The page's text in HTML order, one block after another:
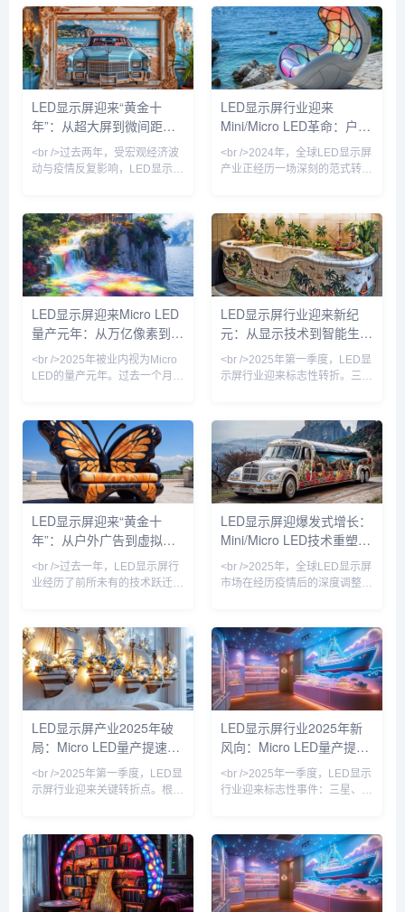
新数据显示，国内超高清LED显
示屏市场规模已突破800亿元，
同比增长23%。从北京冬奥会到
杭州亚运会，从城市地标裸眼
3D大屏到虚拟制片影棚，LED
显示屏正从传统的“显示工具”升
级为“沉浸式体验载体”。值得注
意的是，今年发布的《LED显示
标正式实施，
弹，而是技术代际切换带来的价
值重估。过去三年，Mini LED
背光在电视和笔记本上的渗透率
从5%飙升至38%，而Micro
LED芯片成本以每年35%的速度
下探——三星、京东方、利亚德
与友达的产线良率在近两个季度
相继突破99.9%的生死线。这意
牌
LED显示屏迎来“黄金十
年”：从超大屏到微间距，
技术革命重塑视觉生态
<br />过去两年，受宏观经济波
动与疫情反复影响，LED显示屏
来，随着文旅夜游、裸眼3D、
虚拟拍摄、会议一体机等新兴场
景加速放量，LED显示屏产业明
显回暖。据行业机构预计，
2025年全球LED显示屏市场规
模将突破120亿美元，同比增长
超15%。这背后，既有传统户外
广告屏的存量升级，更有Micro
等新技术的规
LED显示屏行业迎来
Mini/Micro LED革命：户外
广告与虚拟拍摄双轮驱动
<br />2024年，全球LED显示屏
产业正经历一场深刻的范式转
面贴装）与COB（板上芯片）
技术格局已被彻底打破，
Mini/Micro LED技术从实验室加
速走向量产线，成为驱动市场增
长的核心引擎。多家头部厂商如
利亚德、洲明科技、艾比森在
2024年半年报中披露，Mini
LED订单同比增长超过300%，
P
LED显示屏迎来Micro LED
量产元年：从万亿像素到虚
拟影棚的产业跃迁
<br />2025年被业内视为Micro
LED的量产元年。过去一个月
99.99%，而利亚德在其北京工
厂正式启用了全球首条全自动巨
量转移产线，单班产能达到
3000片晶圆。这标志着困扰行
业十余年的“巨量转移”与“缺陷修
复”两大痛点首次在量产层面得
到解决。与此同时，京东方在成
都的Micro LED试验线成功点亮
LED显示屏行业迎来新纪
元：从显示技术到智能生态
的全面跃迁
<br />2025年第一季度，LED显
示屏行业迎来标志性转折。三
尺寸商用显示器的成本拉低至传
统方案的60%。与此同时，Mini
LED背光技术加速向中端市场渗
透，75英寸电视价格首次跌破
万元大关。行业分析师指出，这
不仅是像素间距的缩小，更意味
着LED显示从“户外广告牌”向“超
高清家庭影院”的边界消融。<br
LED显示屏迎来“黄金十
年”：从户外广告到虚拟现
实，万亿赛道重构视觉产业
<br />过去一年，LED显示屏行
业经历了前所未有的技术跃迁。
元，年复合增长率保持在12%以
上。其中，Mini LED背光技术
加速渗透至高端电视、笔记本电
脑和车载显示领域，而Micro
LED则凭借其高亮度、低功耗和
超长寿命的优势，成为苹果、三
星、索尼等巨头竞相布局的下一
代显示技术。业内专家指出，随
Micr
LED显示屏迎爆发式增长：
Mini/Micro LED技术重塑千
亿市场格局
<br />2025年，全球LED显示屏
市场在经历疫情后的深度调整期
规模已突破1500亿元人民币，
同比增长18.6%，其中小间距及
Micro LED产品增速高达45%，
成为拉动市场增长的核心引擎。
在政策端，“新基建”与“百城千
屏”项目持续落地，户外超高清
显示需求激增；在技术端，
Mini/Micro LED芯片制造工艺良
LED显示屏产业2025年破
局：Micro LED量产提速，
透明屏与AI内容生态重塑户
外广告
<br />2025年第一季度，LED显
示屏行业迎来关键转折点。根据
升200%，良率突破99.9%，推
动单位制造成本下降约30%。三
星、LG及国内头部厂商京东
方、利亚德相继发布消费级
Micro LED透明电视，像素间距
LED显示屏行业2025年新
风向：Micro LED量产提
速，透明屏引爆户外广告革
命
<br />2025年一季度，LED显示
行业迎来标志性事件：三星、
95%，成本较两年前下降
60%。这意味着曾被视作“下一
代显示技术”的Micro LED，正式
从实验室走向规模化商用。与传
统的LCD和OLED相比，Micro